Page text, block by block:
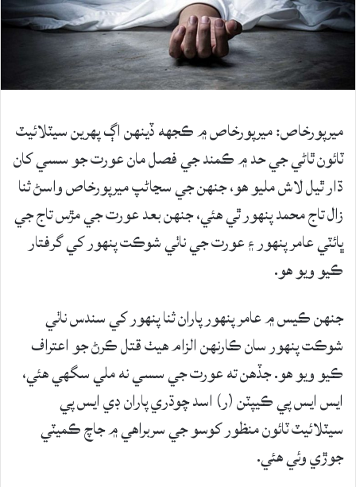
ميرپورخاص: ميرپورخاص ۾ ڪجھه ڏينهن اڳ پھرين سيٽلائيٽ
ٽائون ٿاڻي جي حد ۾ ڪمند جي فصل مان عورت جو سسي کان
ڌار ٿيل لاش مليو ھو، جنھن جي سڃاڻپ ميرپورخاص واسڻ ثنا
زال تاج محمد پنھور ٿي ھئي، جنھن بعد عورت جي مڙس تاج جي
ڀائٽي عامر پنهور ۽ عورت جي ناٺي شوڪت پنھور کي گرفتار
ڪيو ويو ھو.
جنھن ڪيس ۾ عامر پنھور پاران ثنا پنھور کي سندس ناٺي
شوڪت پنھور سان ڪارنھن الزام هيٺ قتل ڪرڻ جو اعتراف
ڪيو ويو ھو. جڏھن ته عورت جي سسي نه ملي سگهي ھئي،
ايس ايس پي ڪيپٽن (ر) اسد چوڌري پاران ڊي ايس پي
سيٽلائيٽ ٽائون منظور کوسو جي سربراهي ۾ جاچ ڪميٽي
جوڙي وئي ھئي.